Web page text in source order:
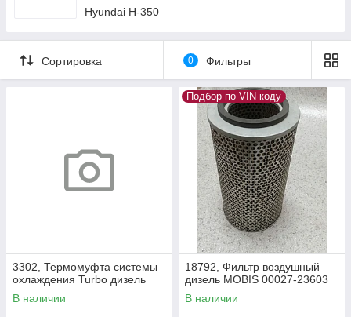
Hyundai H-350
Сортировка 0 Фильтры
3302, Термомуфта системы
охлаждения Turbo дизель
В наличии
Подбор по VIN-коду
18792, Фильтр воздушный
дизель MOBIS 00027-23603
В наличии